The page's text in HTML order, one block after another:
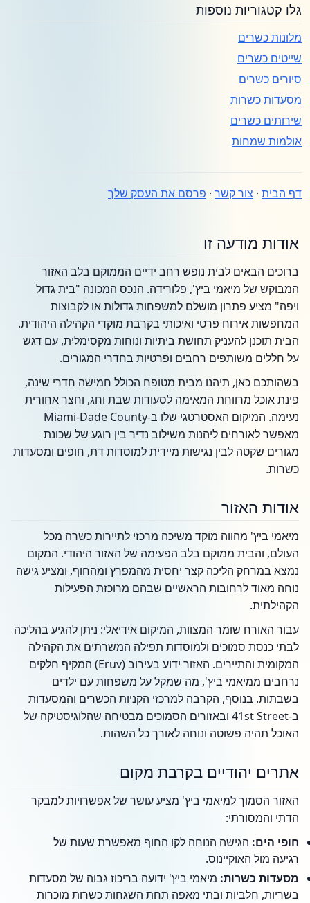
גלו קטגוריות נוספות
מלונות כשרים
שייטים כשרים
סיורים כשרים
מסעדות כשרות
שירותים כשרים
אולמות שמחות
דף הבית · צור קשר · פרסם את העסק שלך
אודות מודעה זו
ברוכים הבאים לבית נופש רחב ידיים הממוקם בלב האזור
המבוקש של מיאמי ביץ', פלורידה. הנכס המכונה "בית גדול
ויפה" מציע פתרון מושלם למשפחות גדולות או לקבוצות
המחפשות אירוח פרטי ואיכותי בקרבת מוקדי הקהילה היהודית.
הבית תוכנן להעניק תחושת ביתיות ונוחות מקסימלית, עם דגש
על חללים משותפים רחבים ופרטיות בחדרי המגורים.
בשהותכם כאן, תיהנו מבית מטופח הכולל חמישה חדרי שינה,
פינת אוכל מרווחת המאימה לסעודות שבת וחג, וחצר אחורית
נעימה. המיקום האסטרטגי שלו ב-Miami-Dade County
מאפשר לאורחים ליהנות משילוב נדיר בין רוגע של שכונת
מגורים שקטה לבין נגישות מיידית למוסדות דת, חופים ומסעדות
כשרות.
אודות האזור
מיאמי ביץ' מהווה מוקד משיכה מרכזי לתיירות כשרה מכל
העולם, והבית ממוקם בלב הפעימה של האזור היהודי. המקום
נמצא במרחק הליכה קצר יחסית מהמפרץ ומהחוף, ומציע גישה
נוחה מאוד לרחובות הראשיים שבהם מרוכזת הפעילות
הקהילתית.
עבור האורח שומר המצוות, המיקום אידיאלי: ניתן להגיע בהליכה
לבתי כנסת סמוכים ולמוסדות תפילה המשרתים את הקהילה
המקומית והתיירים. האזור ידוע בעירוב (Eruv) המקיף חלקים
נרחבים ממיאמי ביץ', מה שמקל על משפחות עם ילדים
בשבתות. בנוסף, הקרבה למרכזי הקניות הכשרים והמסעדות
ב-41st Street ובאזורים הסמוכים מבטיחה שהלוגיסטיקה של
האוכל תהיה פשוטה ונוחה לאורך כל השהות.
אתרים יהודיים בקרבת מקום
האזור הסמוך למיאמי ביץ' מציע עושר של אפשרויות למבקר
הדתי והמסורתי:
חופי הים: הגישה הנוחה לקו החוף מאפשרת שעות של
רגיעה מול האוקיינוס.
מסעדות כשרות: מיאמי ביץ' ידועה בריכוז גבוה של מסעדות
בשריות, חלביות ובתי מאפה תחת השגחות כשרות מוכרות